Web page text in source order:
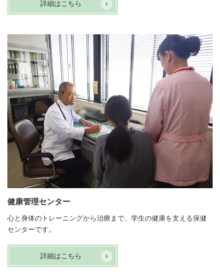
詳細はこちら
健康管理センター
心と身体のトレーニングから治療まで、学生の健康を支える保健
センターです。
詳細はこちら